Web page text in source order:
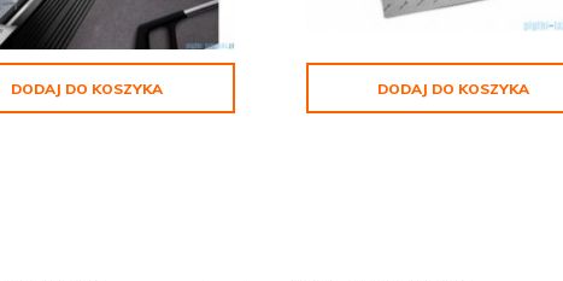
DODAJ DO KOSZYKA DODAJ DO KOSZYKA